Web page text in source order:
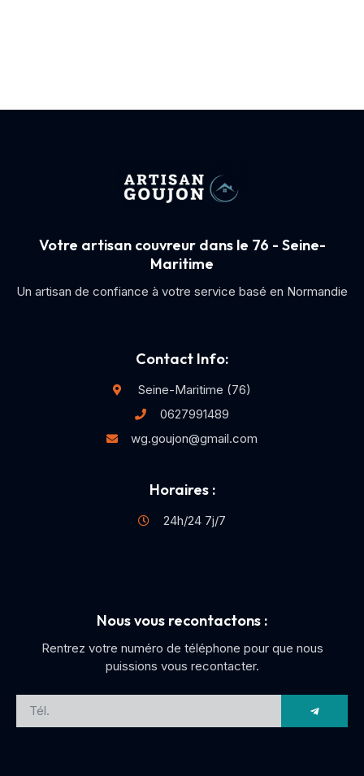
Votre artisan couvreur dans le 76 - Seine-
Maritime
Un artisan de confiance à votre service basé en Normandie
Contact Info:
Seine-Maritime (76)
0627991489
wg.goujon@gmail.com
Horaires :
24h/24 7j/7
Nous vous recontactons :
Rentrez votre numéro de téléphone pour que nous
puissions vous recontacter.